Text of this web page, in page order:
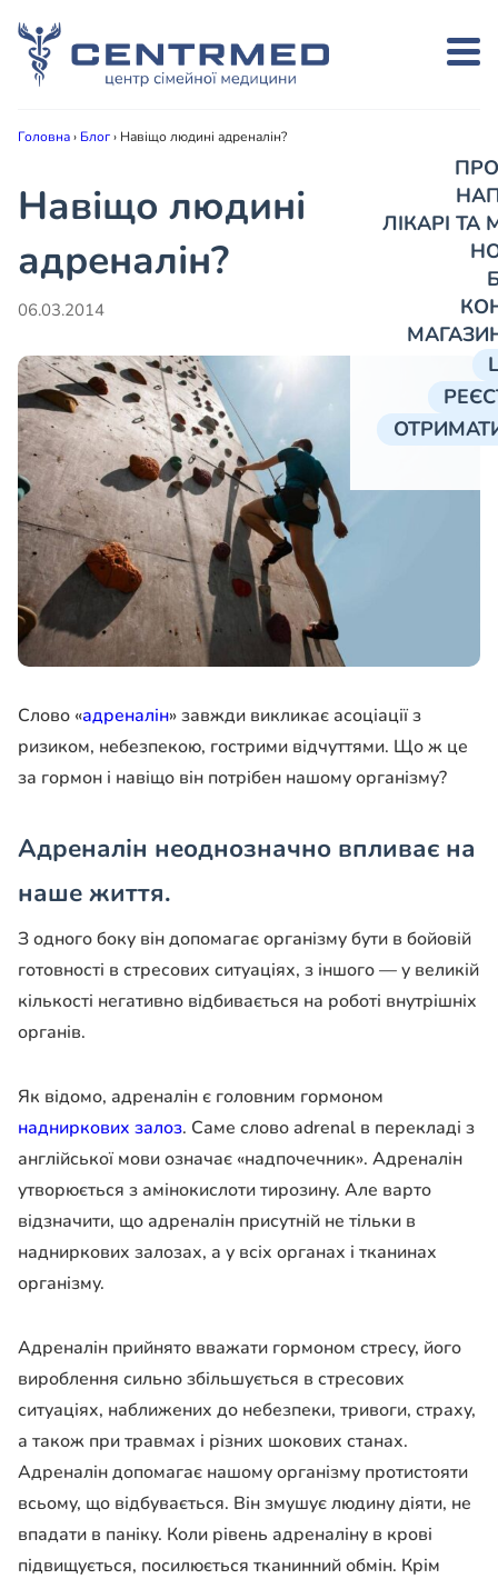
ЛІКАРІ
Головна› Блог› Навіщо людині адреналін?
Навіщо людині
адреналін?
06.03.2014
Слово «адреналін» завжди викликає асоціації з
ризиком, небезпекою, гострими відчуттями. Що ж це
за гормон і навіщо він потрібен нашому організму?
Адреналін неоднозначно впливає на
наше життя.
З одного боку він допомагає організму бути в бойовій
готовності в стресових ситуаціях, з іншого — у великій
кількості негативно відбивається на роботі внутрішніх
органів.
Як відомо, адреналін є головним гормоном
надниркових залоз. Саме слово adrenal в перекладі з
англійської мови означає «надпочечник». Адреналін
утворюється з амінокислоти тирозину. Але варто
відзначити, що адреналін присутній не тільки в
надниркових залозах, а у всіх органах і тканинах
організму.
Адреналін прийнято вважати гормоном стресу, його
вироблення сильно збільшується в стресових
ситуаціях, наближених до небезпеки, тривоги, страху,
а також при травмах і різних шокових станах.
Адреналін допомагає нашому організму протистояти
всьому, що відбувається. Він змушує людину діяти, не
впадати в паніку. Коли рівень адреналіну в крові
підвищується, посилюється тканинний обмін. Крім